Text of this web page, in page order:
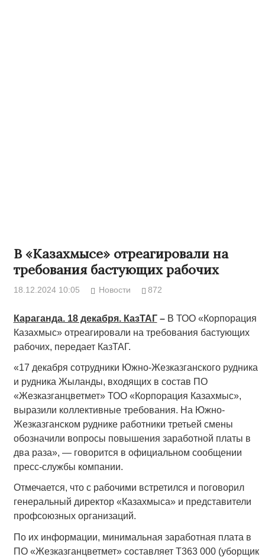
В «Казахмысе» отреагировали на
требования бастующих рабочих
18.12.2024 10:05 Новости 872
Караганда. 18 декабря. КазТАГ–В ТОО «Корпорация
Казахмыс» отреагировали на требования бастующих
рабочих, передает КазТАГ.
«17 декабря сотрудники Южно-Жезказганского рудника
и рудника Жыланды, входящих в состав ПО
«Жезказганцветмет» ТОО «Корпорация Казахмыс»,
выразили коллективные требования. На Южно-
Жезказганском руднике работники третьей смены
обозначили вопросы повышения заработной платы в
два раза», — говорится в официальном сообщении
пресс-службы компании.
Отмечается, что с рабочими встретился и поговорил
генеральный директор «Казахмыса» и представители
профсоюзных организаций.
По их информации, минимальная заработная плата в
ПО «Жезказганцветмет» составляет Т363 000 (уборщик